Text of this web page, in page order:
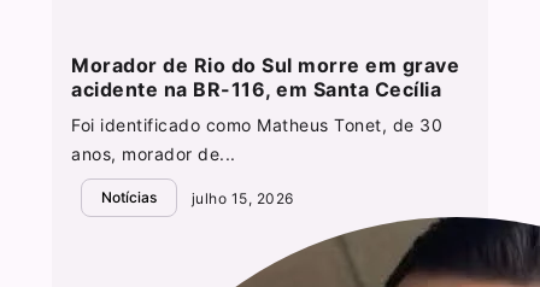
Morador de Rio do Sul morre em grave
acidente na BR-116, em Santa Cecília
Foi identificado como Matheus Tonet, de 30
anos, morador de...
Notícias julho 15, 2026